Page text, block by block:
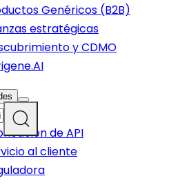
Genéricos (B2B)
estratégicas
y CDMO
de API
al cliente
Ingredient Products
API